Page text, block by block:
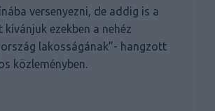
versenyezni, de addig is a
kívánjuk ezekben a nehéz
lakosságának”- hangzott
közleményben.